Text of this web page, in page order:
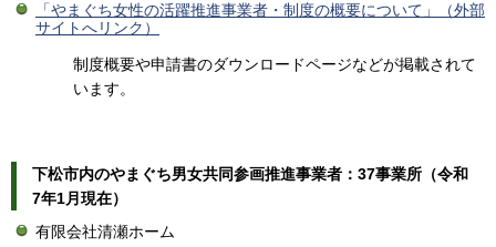
「やまぐち女性の活躍推進事業者・制度の概要について」（外部
サイトへリンク）
制度概要や申請書のダウンロードページなどが掲載されて
います。
下松市内のやまぐち男女共同参画推進事業者：37事業所（令和
7年1月現在）
有限会社清瀬ホーム